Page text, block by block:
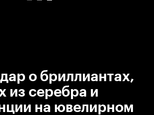
о бриллиантах,
из серебра и
на ювелирном